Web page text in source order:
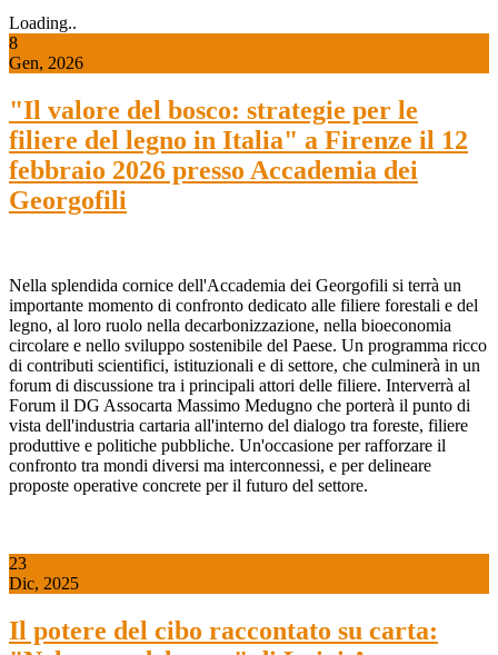
Loading..
8
Gen, 2026
"Il valore del bosco: strategie per le
filiere del legno in Italia" a Firenze il 12
febbraio 2026 presso Accademia dei
Georgofili
Nella splendida cornice dell'Accademia dei Georgofili si terrà un
importante momento di confronto dedicato alle filiere forestali e del
legno, al loro ruolo nella decarbonizzazione, nella bioeconomia
circolare e nello sviluppo sostenibile del Paese. Un programma ricco
di contributi scientifici, istituzionali e di settore, che culminerà in un
forum di discussione tra i principali attori delle filiere. Interverrà al
Forum il DG Assocarta Massimo Medugno che porterà il punto di
vista dell'industria cartaria all'interno del dialogo tra foreste, filiere
produttive e politiche pubbliche. Un'occasione per rafforzare il
confronto tra mondi diversi ma interconnessi, e per delineare
proposte operative concrete per il futuro del settore.
23
Dic, 2025
Il potere del cibo raccontato su carta: